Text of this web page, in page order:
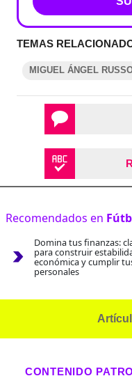
TEMAS
MIGUEL ÁNGEL
Recomendados en
Domina tus finanzas:
para construir
económica y cumplir
personales
CONTENIDO